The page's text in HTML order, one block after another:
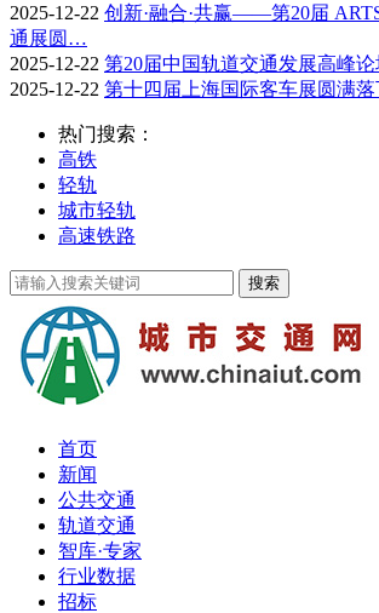
2025-12-22 创新·融合·共赢——第20届
通展圆…
2025-12-22 第20届中国轨道交通发展高峰
2025-12-22 第十四届上海国际客车展圆满落
热门搜索：
高铁
轻轨
城市轻轨
高速铁路
首页
新闻
公共交通
轨道交通
智库·专家
行业数据
招标